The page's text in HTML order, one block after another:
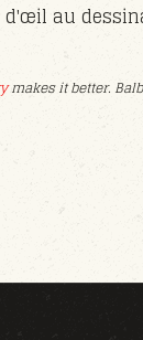
au
makes it better.